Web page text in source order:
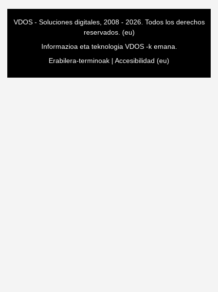
VDOS- Soluciones digitales, 2008 - 2026. Todos los derechos
reservados. (eu)
Informazioa eta teknologia VDOS-k emana.
Erabilera-terminoak | Accesibilidad (eu)